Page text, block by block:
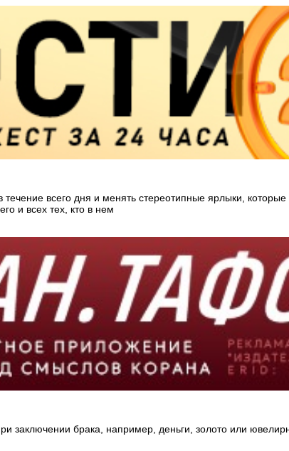
всего дня и менять стереотипные ярлыки,
и всех тех, кто в нем
брака, например, деньги, золото или